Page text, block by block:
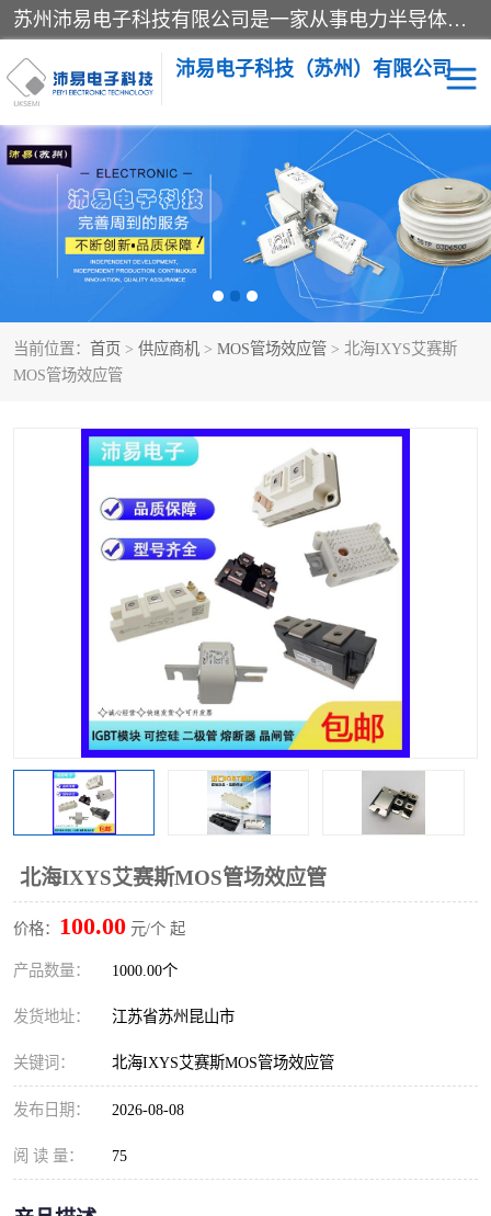
苏州沛易电子科技有限公司是一家从事电力半导体器件和电子元器件的专业代理及分销商，产品包括：IGBT模块、IPM模块、PIM模块、二极管、三极管、可控硅、整流桥、IGBT单管、IGBT电路驱动板、GTR达林顿模块、快恢复二极管、肖特基二极管、熔断器、IC集成电路、快速熔断器等。
沛易电子科技（苏州）有限公司
当前位置： 首页 > 供应商机 > MOS管场效应管 > 北海IXYS艾赛斯
MOS管场效应管
北海IXYS艾赛斯MOS管场效应管
价格： 100.00 元/个 起
产品数量： 1000.00个
发货地址： 江苏省苏州昆山市
关键词： 北海IXYS艾赛斯MOS管场效应管
发布日期： 2026-08-08
阅 读 量： 75
西门康 英飞凌
快恢复二极管 英飞凌IGBT模块
英飞凌可控硅模块 IXYS艾赛斯可控硅
SEMIKRON西门康IGBT SEMIKRON西门康可控硅
MOS管场效应管 晶闸管